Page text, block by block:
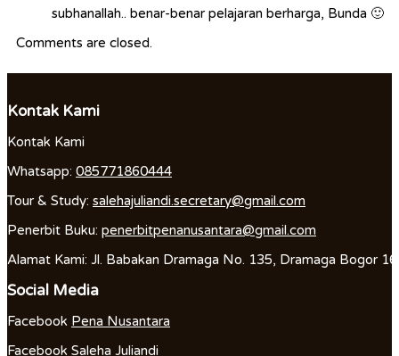
subhanallah.. benar-benar pelajaran berharga, Bunda 🙂
Comments are closed.
Kontak Kami
Kontak Kami
Whatsapp: 085771860444
Tour & Study: salehajuliandi.secretary@gmail.com
Penerbit Buku: penerbitpenanusantara@gmail.com
Alamat Kami: Jl. Babakan Dramaga No. 135, Dramaga Bogor
Social Media
Facebook Pena Nusantara
Facebook Saleha Juliandi